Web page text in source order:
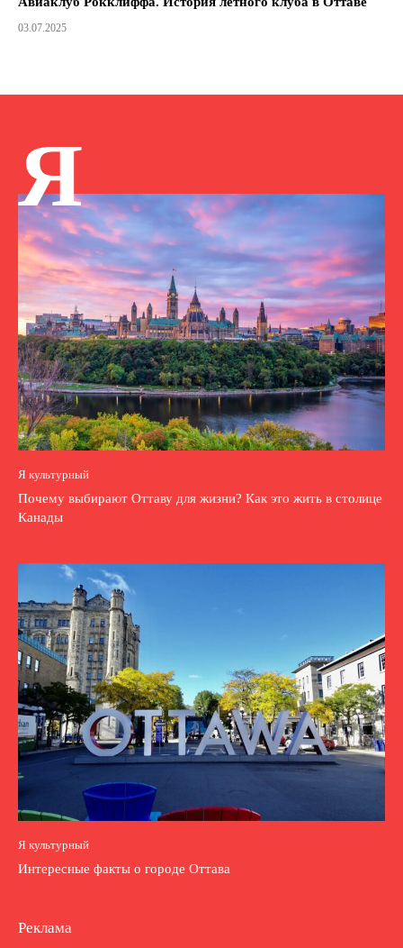
03.07.2025
Я
Я культурный
Почему выбирают Оттаву для жизни? Как это жить в столице
Канады
Я культурный
Интересные факты о городе Оттава
Реклама